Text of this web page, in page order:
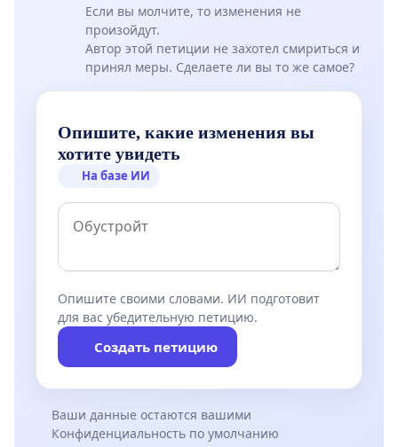
Если вы молчите, то изменения не
произойдут.
Автор этой петиции не захотел смириться и
принял меры. Сделаете ли вы то же самое?
Опишите, какие изменения вы
хотите увидеть
На базе ИИ
Опишите своими словами. ИИ подготовит
для вас убедительную петицию.
Создать петицию
Ваши данные остаются вашими
Конфиденциальность по умолчанию